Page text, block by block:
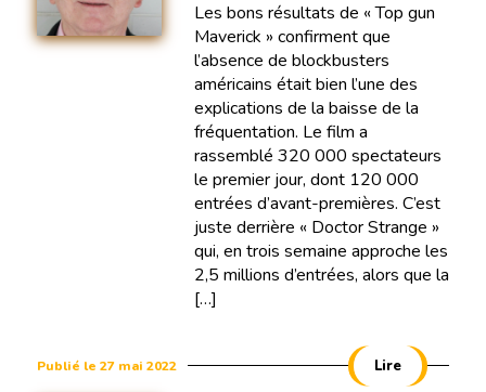
Les bons résultats de « Top gun
Maverick » confirment que
l’absence de blockbusters
américains était bien l’une des
explications de la baisse de la
fréquentation. Le film a
rassemblé 320 000 spectateurs
le premier jour, dont 120 000
entrées d’avant-premières. C’est
juste derrière « Doctor Strange »
qui, en trois semaine approche les
2,5 millions d’entrées, alors que la
[…]
Publié le 27 mai 2022 Lire